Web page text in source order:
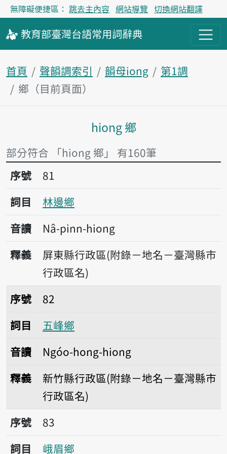
無障礙便捷區： 跳去主內容 網站導覽 切換網站翻譯
教育部臺灣台語常用詞辭典
首頁 聲韻調索引 韻母iong
第1調
鄉（目前頁面）
主內容區塊
hiong 鄉
部分符合 「hiong 鄉」 有160筆
序號81林邊鄉
序號
81
詞目
林邊鄉
音讀
Nâ-pinn-hiong
釋義
屏東縣行政區(附錄－地名－臺灣縣市
行政區名)
序號82五峰鄉
序號
82
詞目
五峰鄉
音讀
Ngóo-hong-hiong
釋義
新竹縣行政區(附錄－地名－臺灣縣市
行政區名)
序號83峨眉鄉
序號
83
詞目
峨眉鄉